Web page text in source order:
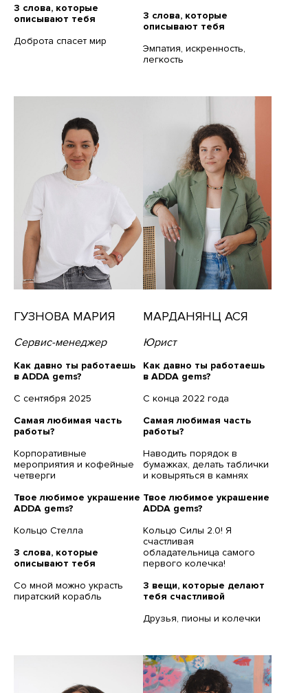
3 слова, которые
описывают тебя
Доброта спасет мир
3 слова, которые
описывают тебя
Эмпатия, искренность,
легкость
ГУЗНОВА МАРИЯ
Сервис-менеджер
Как давно ты работаешь
в ADDA gems?
С сентября 2025
Самая любимая часть
работы?
Корпоративные
мероприятия и кофейные
четверги
Твое любимое украшение
ADDA gems?
Кольцо Стелла
3 слова, которые
описывают тебя
Со мной можно украсть
пиратский корабль
МАРДАНЯНЦ АСЯ
Юрист
Как давно ты работаешь
в ADDA gems?
С конца 2022 года
Самая любимая часть
работы?
Наводить порядок в
бумажках, делать таблички
и ковыряться в камнях
Твое любимое украшение
ADDA gems?
Кольцо Силы 2.0! Я
счастливая
обладательница самого
первого колечка!
3 вещи, которые делают
тебя счастливой
Друзья, пионы и колечки